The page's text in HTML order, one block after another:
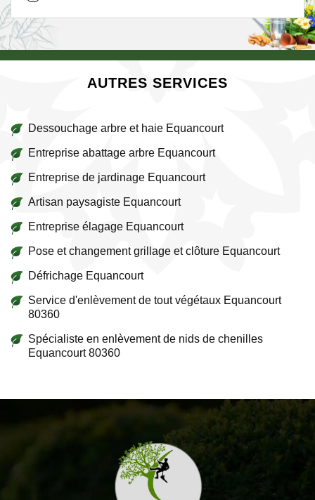
AUTRES SERVICES
Dessouchage arbre et haie Equancourt
Entreprise abattage arbre Equancourt
Entreprise de jardinage Equancourt
Artisan paysagiste Equancourt
Entreprise élagage Equancourt
Pose et changement grillage et clôture Equancourt
Défrichage Equancourt
Service d'enlèvement de tout végétaux Equancourt
80360
Spécialiste en enlèvement de nids de chenilles
Equancourt 80360